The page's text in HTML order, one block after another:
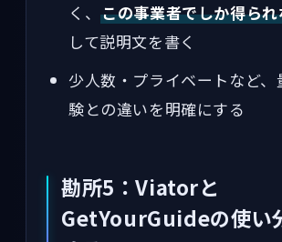
く、この事業者でしか得ら
して説明文を書く
少人数・プライベートなど、
験との違いを明確にする
勘所5：Viatorと
GetYourGuideの使い